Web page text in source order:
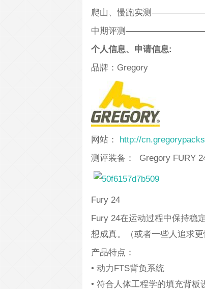
爬山、慢跑实测
中期评测
个人信息、申请信息:
品牌：Gregory
网站：
http://
测评装备： Gregory FURY
Fury 24
Fury 24在运动过程中保持稳
想成真。（或者一些人追求更
产品特点：
• 动力FTS背负系统
• 符合人体工程学的填充背板